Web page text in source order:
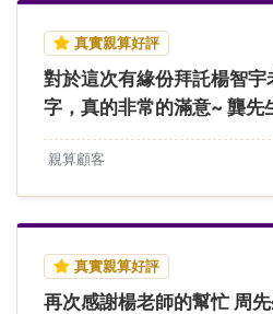
真實親算好評
對於這次有緣份拜託楊智宇
字，真的非常的滿意~ 龔
親算顧客
真實親算好評
再次感謝楊老師的幫忙 周